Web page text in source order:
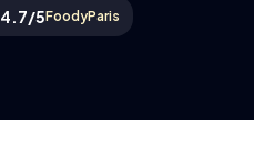
4.7/5FoodyParis